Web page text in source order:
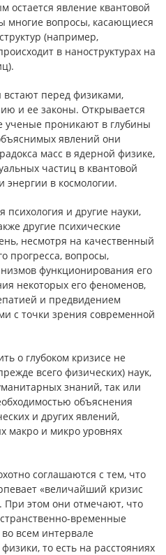
остается явление квантовой
многие вопросы, касающиеся
(например,
в наноструктурах на
перед физиками,
и ее законы. Открывается
ученые проникают в глубины
явлений они
масс в ядерной физике,
частиц в квантовой
энергии в космологии.
психология и другие науки,
другие психические
несмотря на качественный
прогресса, вопросы,
функционирования его
некоторых его феноменов,
и предвидением
с точки зрения современной
о глубоком кризисе не
всего физических) наук,
знаний, так или
объяснения
и других явлений,
макро и микро уровнях
соглашаются с тем, что
«величайший кризис
. При этом они отмечают, что
временные
всем интервале
то есть на расстояниях